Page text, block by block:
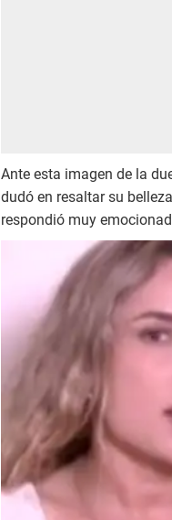
Ante esta imagen de la
dudó en resaltar su
respondió muy